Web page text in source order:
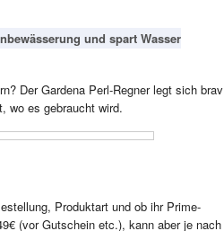
und spart Wasser
Der Gardena Perl-Regner legt sich brav
wo es gebraucht wird.
Produktart und ob ihr Prime-
(vor Gutschein etc.), kann aber je nach